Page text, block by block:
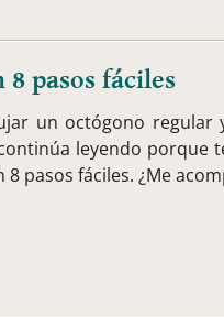
pasos fáciles
un octógono regular
leyendo porque
pasos fáciles. ¿Me